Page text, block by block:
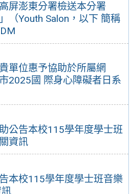
屏澎東分署檢送本分署
（Youth Salon，以下 簡稱
單位惠予協助於所屬網
2025國 際身心障礙者日系
公告本校115學年度學士班
資訊
本校115學年度學士班音樂